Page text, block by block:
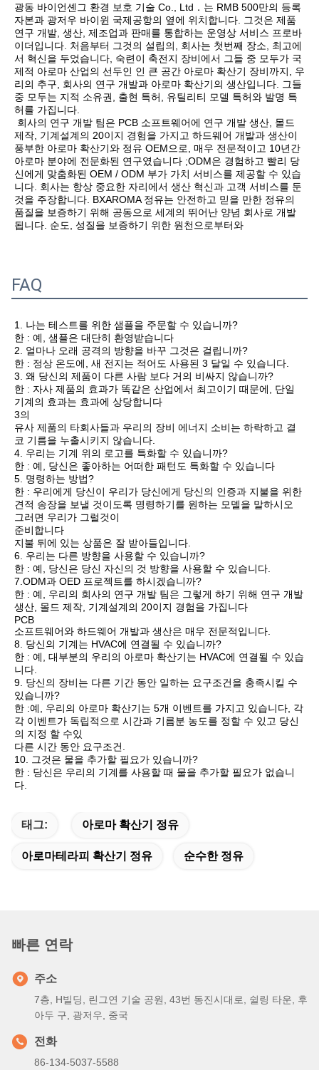
광동 바이언셴그 환경 보호 기술 Co., Ltd．는 RMB 500만의 등록
자본과 광저우 바이윈 국제공항의 옆에 위치합니다. 그것은 제품
연구 개발, 생산, 제조업과 판매를 통합하는 운영상 서비스 프로바
이더입니다. 처음부터 그것의 설립의, 회사는 첫번째 장소, 최고에
서 혁신을 두었습니다, 숙련이 축전지 장비에서 그들 중 모두가 국
제적 아로마 산업의 선두인 인 큰 공간 아로마 확산기 장비까지, 우
리의 추구, 회사의 연구 개발과 아로마 확산기의 생산입니다. 그들
중 모두는 지적 소유권, 출현 특허, 유틸리티 모델 특허와 발명 특
허를 가집니다.
회사의 연구 개발 팀은 PCB 소프트웨어에 연구 개발 생산, 몰드
제작, 기계설계의 20이지 경험을 가지고 하드웨어 개발과 생산이
풍부한 아로마 확산기와 정유 OEM으로, 매우 전문적이고 10년간
아로마 분야에 전문화된 연구였습니다 ;ODM은 경험하고 빨리 당
신에게 맞춤화된 OEM / ODM 부가 가치 서비스를 제공할 수 있습
니다. 회사는 항상 중요한 자리에서 생산 혁신과 고객 서비스를 둔
것을 주장합니다. BXAROMA 정유는 안전하고 믿을 만한 정유의
품질을 보증하기 위해 공동으로 세계의 뛰어난 양념 회사로 개발
됩니다. 순도, 성질을 보증하기 위한 원천으로부터와
FAQ
1. 나는 테스트를 위한 샘플을 주문할 수 있습니까?
한 : 예, 샘플은 대단히 환영받습니다
2. 얼마나 오래 공격의 방향을 바꾸 그것은 걸립니까?
한 : 정상 온도에, 새 전지는 적어도 사용된 3 달일 수 있습니다.
3. 왜 당신의 제품이 다른 사람 보다 거의 비싸지 않습니까?
한 : 자사 제품의 효과가 똑같은 산업에서 최고이기 때문에, 단일
기계의 효과는 효과에 상당합니다
3의
유사 제품의 타회사들과 우리의 장비 에너지 소비는 하락하고 결
코 기름을 누출시키지 않습니다.
4. 우리는 기계 위의 로고를 특화할 수 있습니까?
한 : 예, 당신은 좋아하는 어떠한 패턴도 특화할 수 있습니다
5. 명령하는 방법?
한 : 우리에게 당신이 우리가 당신에게 당신의 인증과 지불을 위한
견적 송장을 보낼 것이도록 명령하기를 원하는 모델을 말하시오
그러면 우리가 그럴것이
준비합니다
지불 뒤에 있는 상품은 잘 받아들입니다.
6. 우리는 다른 방향을 사용할 수 있습니까?
한 : 예, 당신은 당신 자신의 것 방향을 사용할 수 있습니다.
7.ODM과 OED 프로젝트를 하시겠습니까?
한 : 예, 우리의 회사의 연구 개발 팀은 그렇게 하기 위해 연구 개발
생산, 몰드 제작, 기계설계의 20이지 경험을 가집니다
PCB
소프트웨어와 하드웨어 개발과 생산은 매우 전문적입니다.
8. 당신의 기계는 HVAC에 연결될 수 있습니까?
한 : 예, 대부분의 우리의 아로마 확산기는 HVAC에 연결될 수 있습
니다.
9. 당신의 장비는 다른 기간 동안 일하는 요구조건을 충족시킬 수
있습니까?
한 :예, 우리의 아로마 확산기는 5개 이벤트를 가지고 있습니다, 각
각 이벤트가 독립적으로 시간과 기름분 농도를 정할 수 있고 당신
의 지정 할 수있
다른 시간 동안 요구조건.
10. 그것은 물을 추가할 필요가 있습니까?
한 : 당신은 우리의 기계를 사용할 때 물을 추가할 필요가 없습니
다.
태그: 아로마 확산기 정유
아로마테라피 확산기 정유 순수한 정유
빠른 연락
주소
7층, H빌딩, 린그연 기술 공원, 43번 동진시대로, 쉴링 타운, 후
아두 구, 광저우, 중국
전화
86-134-5037-5588